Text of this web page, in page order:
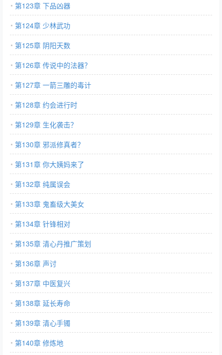
第123章 下品凶器
第124章 少林武功
第125章 阴阳天数
第126章 传说中的法器？
第127章 一箭三雕的毒计
第128章 约会进行时
第129章 生化袭击？
第130章 邪派修真者？
第131章 你大姨妈来了
第132章 纯属误会
第133章 鬼畜级大美女
第134章 针锋相对
第135章 清心丹推广策划
第136章 声讨
第137章 中医复兴
第138章 延长寿命
第139章 清心手镯
第140章 修炼地